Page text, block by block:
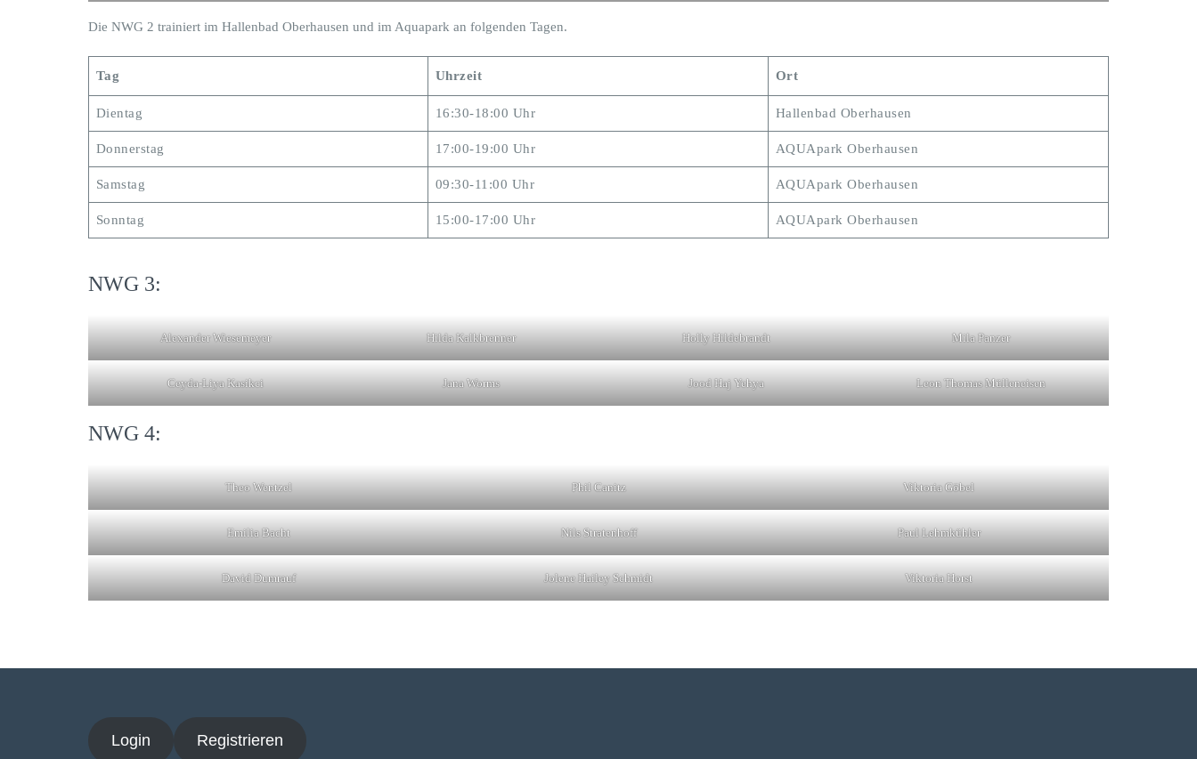
Die NWG 2 trainiert im Hallenbad Oberhausen und im Aquapark an folgenden Tagen.
Tag Uhrzeit Ort
Dientag 16:30-18:00 Uhr Hallenbad Oberhausen
Donnerstag 17:00-19:00 Uhr AQUApark Oberhausen
Samstag 09:30-11:00 Uhr AQUApark Oberhausen
Sonntag 15:00-17:00 Uhr AQUApark Oberhausen
NWG 3:
Alexander Wiesemeyer Hilda Kalkbrenner Holly Hildebrandt Mila Panzer
Ceyda-Liya Kasikci Jana Worms Jood Haj Yehya Leon Thomas Mülleneisen
NWG 4:
Theo Wentzel Phil Canitz Viktoria Göbel
Emilia Bacht Nils Stratenhoff Paul Lehmkühler
David Dumrauf Jolene Hailey Schmidt Viktoria Horst
Login Registrieren